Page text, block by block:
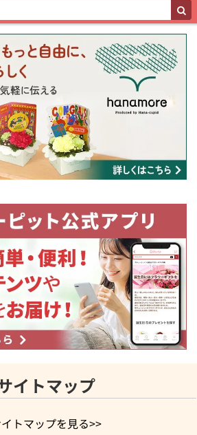
イトマップ
トマップを見る>>